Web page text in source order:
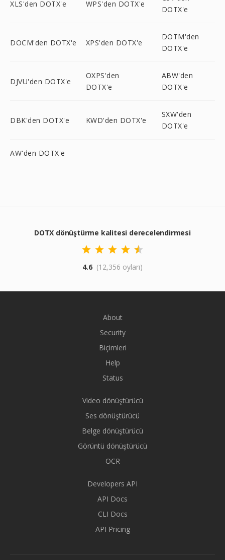
XLS'den DOTX'e WPS'den DOTX'e
DOTX'e
DOCM'den DOTX'e XPS'den DOTX'e
DOTM'den
DOTX'e
DJVU'den DOTX'e
OXPS'den
DOTX'e
ABW'den
DOTX'e
DBK'den DOTX'e KWD'den DOTX'e
SXW'den
DOTX'e
AW'den DOTX'e
DOTX dönüştürme kalitesi derecelendirmesi
4.6 (12,356 oyları)
About
Security
Biçimleri
Help
Status
Video dönüştürücü
Ses dönüştürücü
Belge dönüştürücü
Görüntü dönüştürücü
OCR
Developers API
API Docs
CLI Docs
API Pricing